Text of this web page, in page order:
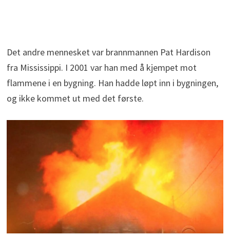
Det andre mennesket var brannmannen Pat Hardison
fra Mississippi. I 2001 var han med å kjempet mot
flammene i en bygning. Han hadde løpt inn i bygningen,
og ikke kommet ut med det første.